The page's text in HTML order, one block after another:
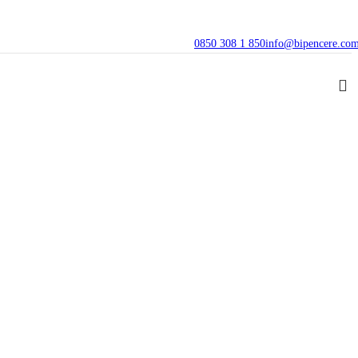
0850 308 1 850